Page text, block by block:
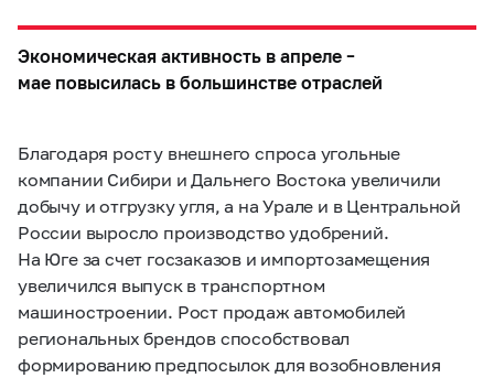
Экономическая активность в апреле –
мае повысилась в большинстве отраслей
Благодаря росту внешнего спроса угольные
компании Сибири и Дальнего Востока увеличили
добычу и отгрузку угля, а на Урале и в Центральной
России выросло производство удобрений.
На Юге за счет госзаказов и импортозамещения
увеличился выпуск в транспортном
машиностроении. Рост продаж автомобилей
региональных брендов способствовал
формированию предпосылок для возобновления